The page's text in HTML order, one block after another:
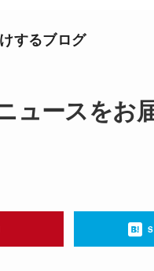
するブログ
ュースをお